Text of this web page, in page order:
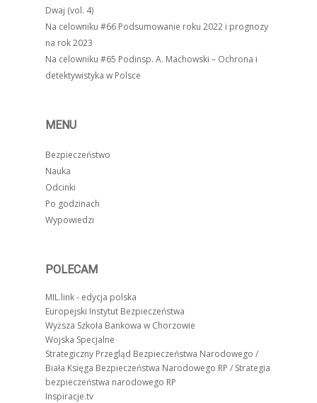
Dwaj (vol. 4)
Na celowniku #66 Podsumowanie roku 2022 i prognozy
na rok 2023
Na celowniku #65 Podinsp. A. Machowski – Ochrona i
detektywistyka w Polsce
MENU
Bezpieczeństwo
Nauka
Odcinki
Po godzinach
Wypowiedzi
POLECAM
MIL.link - edycja polska
Europejski Instytut Bezpieczeństwa
Wyższa Szkoła Bankowa w Chorzowie
Wojska Specjalne
Strategiczny Przegląd Bezpieczeństwa Narodowego /
Biała Księga Bezpieczeństwa Narodowego RP / Strategia
bezpieczeństwa narodowego RP
Inspiracje.tv